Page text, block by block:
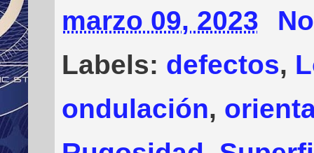
marzo 09, 2023
Labels: defectos,
ondulación,